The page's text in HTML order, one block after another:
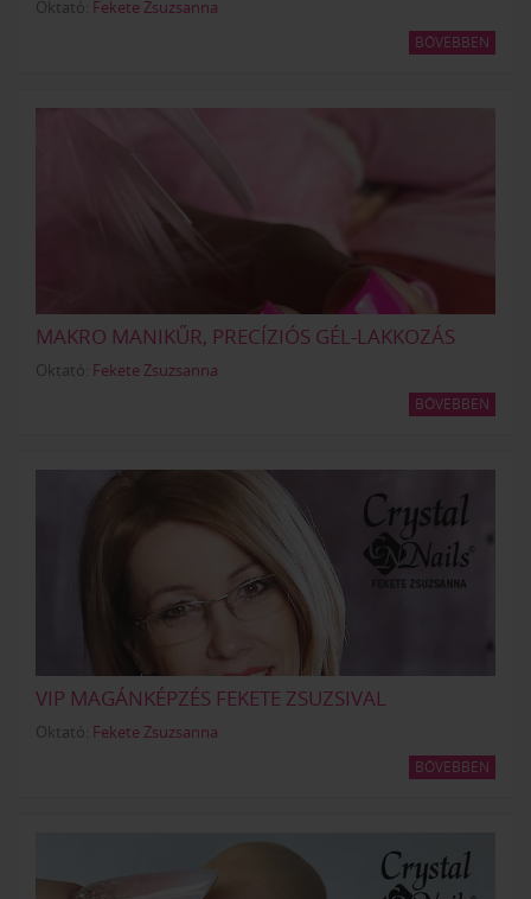
Oktató: Fekete Zsuzsanna
BŐVEBBEN
MAKRO MANIKŰR, PRECÍZIÓS GÉL-LAKKOZÁS
Oktató: Fekete Zsuzsanna
BŐVEBBEN
VIP MAGÁNKÉPZÉS FEKETE ZSUZSIVAL
Oktató: Fekete Zsuzsanna
BŐVEBBEN